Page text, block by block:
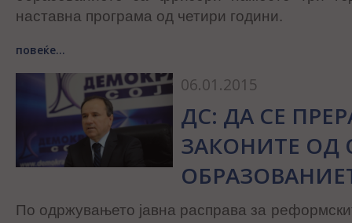
наставна програма од четири години.
повеќе...
06.01.2015
ДС: ДА СЕ
ЗАКОНИТЕ ОД
По одржувањето јавна расправа за